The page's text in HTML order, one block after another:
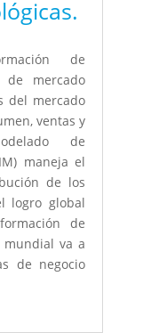
de
de mercado
del mercado
ventas y
de
maneja el
de los
logro global
de
mundial va a
de negocio